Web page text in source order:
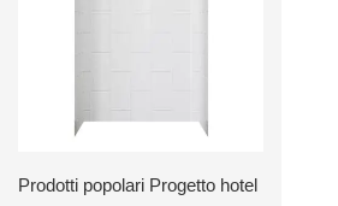
Prodotti popolari Progetto hotel